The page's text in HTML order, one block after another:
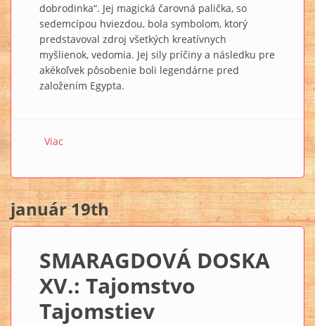
dobrodinka“. Jej magická čarovná palička, so
sedemcípou hviezdou, bola symbolom, ktorý
predstavoval zdroj všetkých kreatívnych
myšlienok, vedomia. Jej sily príčiny a následku pre
akékoľvek pôsobenie boli legendárne pred
založením Egypta.
Viac
január 19th
SMARAGDOVÁ DOSKA
XV.: Tajomstvo
Tajomstiev